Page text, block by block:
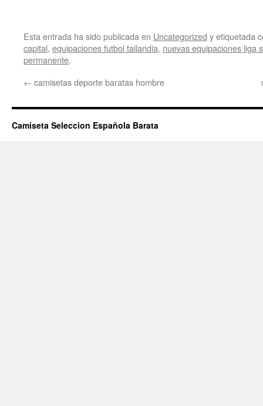
Esta entrada ha sido publicada en Uncategorized y etiquetada
capital, equipaciones futbol tailandia, nuevas equipaciones liga
permanente.
← camisetas deporte baratas hombre
Camiseta Seleccion Española Barata